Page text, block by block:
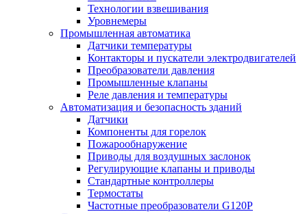
Технологии взвешивания
Уровнемеры
Промышленная автоматика
Датчики температуры
Контакторы и пускатели электродвигателей
Преобразователи давления
Промышленные клапаны
Реле давления и температуры
Автоматизация и безопасность зданий
Датчики
Компоненты для горелок
Пожарообнаружение
Приводы для воздушных заслонок
Регулирующие клапаны и приводы
Стандартные контроллеры
Термостаты
Частотные преобразователи G120P